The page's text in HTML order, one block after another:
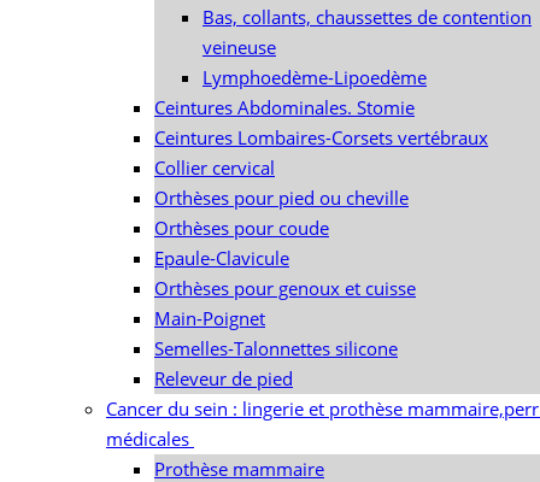
Bas, collants, chaussettes de contention
veineuse
Lymphoedème-Lipoedème
Ceintures Abdominales. Stomie
Ceintures Lombaires-Corsets vertébraux
Collier cervical
Orthèses pour pied ou cheville
Orthèses pour coude
Epaule-Clavicule
Orthèses pour genoux et cuisse
Main-Poignet
Semelles-Talonnettes silicone
Releveur de pied
Cancer du sein : lingerie et prothèse
médicales
Prothèse mammaire